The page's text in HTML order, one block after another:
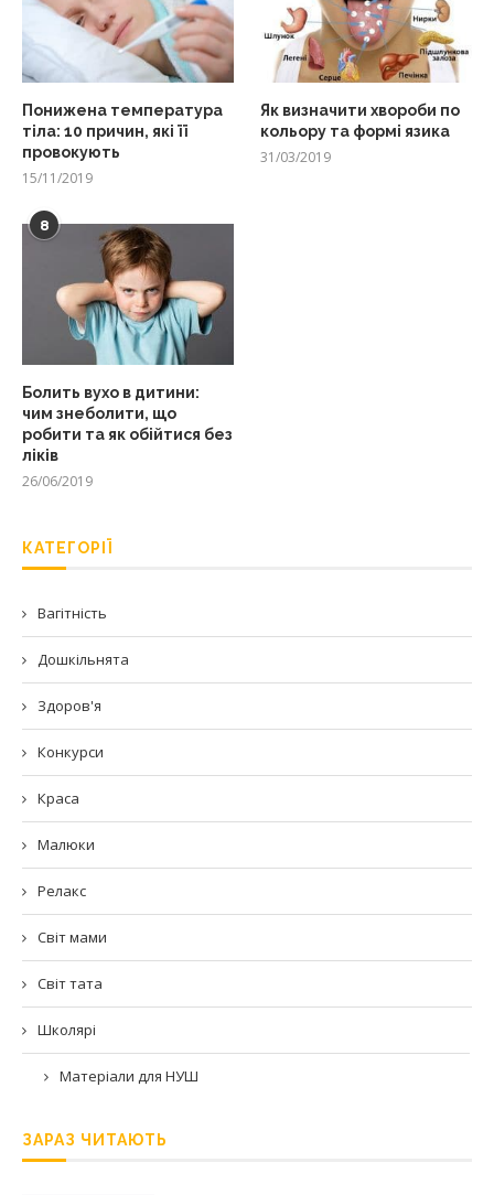
Понижена температура
тіла: 10 причин, які її
провокують
15/11/2019
Як визначити хвороби по
кольору та формі язика
31/03/2019
8
Болить вухо в дитини:
чим знеболити, що
робити та як обійтися без
ліків
26/06/2019
КАТЕГОРІЇ
Вагітність
Дошкільнята
Здоров'я
Конкурси
Краса
Малюки
Релакс
Світ мами
Світ тата
Школярі
Матеріали для НУШ
ЗАРАЗ ЧИТАЮТЬ